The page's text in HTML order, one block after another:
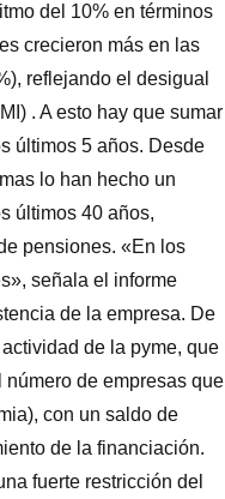
del 10% en términos
crecieron más en las
reflejando el desigual
. A esto hay que sumar
últimos 5 años. Desde
lo han hecho un
últimos 40 años,
pensiones. «En los
señala el informe
de la empresa. De
de la pyme, que
de empresas que
con un saldo de
de la financiación.
fuerte restricción del